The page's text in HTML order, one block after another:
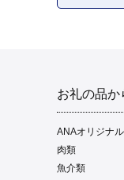
お礼の品か
ANAオリジナル
肉類
魚介類